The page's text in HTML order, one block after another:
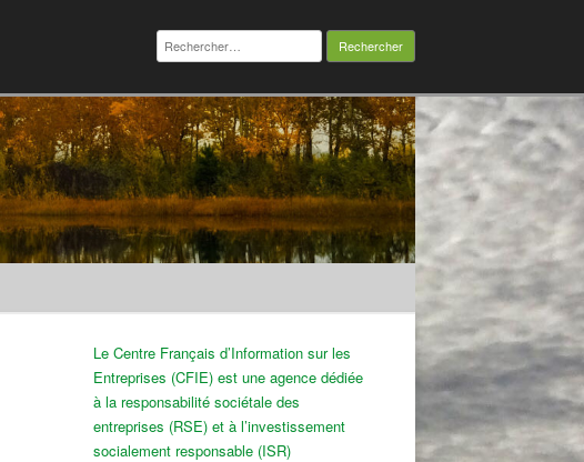
Rechercher :
Le Centre Français d’Information sur les
Entreprises (CFIE) est une agence dédiée
à la responsabilité sociétale des
entreprises (RSE) et à l’investissement
socialement responsable (ISR)